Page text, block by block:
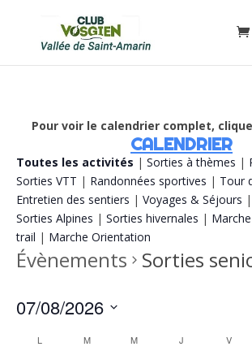
Pour voir le calendrier complet,
CALENDRIER
Toutes les activités | Sorties à thèmes |
Sorties VTT | Randonnées sportives | Tour
Entretien des sentiers | Voyages & Séjours |
Sorties Alpines | Sorties hivernales |
trail | Marche Orientation
Évènements Sorties
07/08/2026
Calendrier
L M M J V